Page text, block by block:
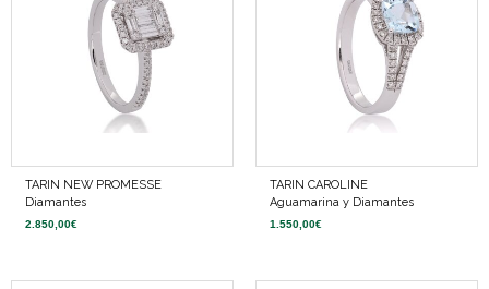
Diamantes
2.850,00€
Aguamarina y Diamantes
1.550,00€